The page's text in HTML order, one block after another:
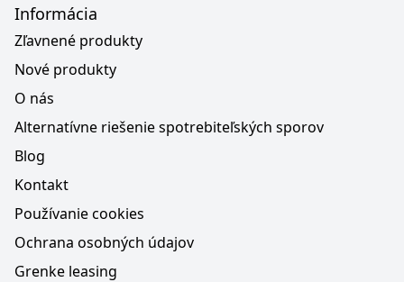
Informácia
Zľavnené produkty
Nové produkty
O nás
Alternatívne riešenie spotrebiteľských sporov
Blog
Kontakt
Používanie cookies
Ochrana osobných údajov
Grenke leasing